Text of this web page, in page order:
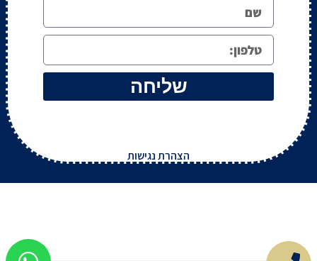
שליחה
הצהרת נגישות